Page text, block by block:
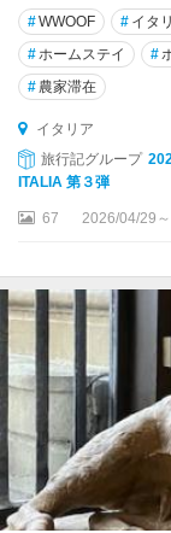
ル
フ
ィ
ア
ル
タ
ラ
ア
ル
ア
ッ
オ
#WWOOF # イタ
#ホームステイ #
# 農家滞在
イタリア
旅行記グループ
ITALIA 第３弾
67 2026/04/29～